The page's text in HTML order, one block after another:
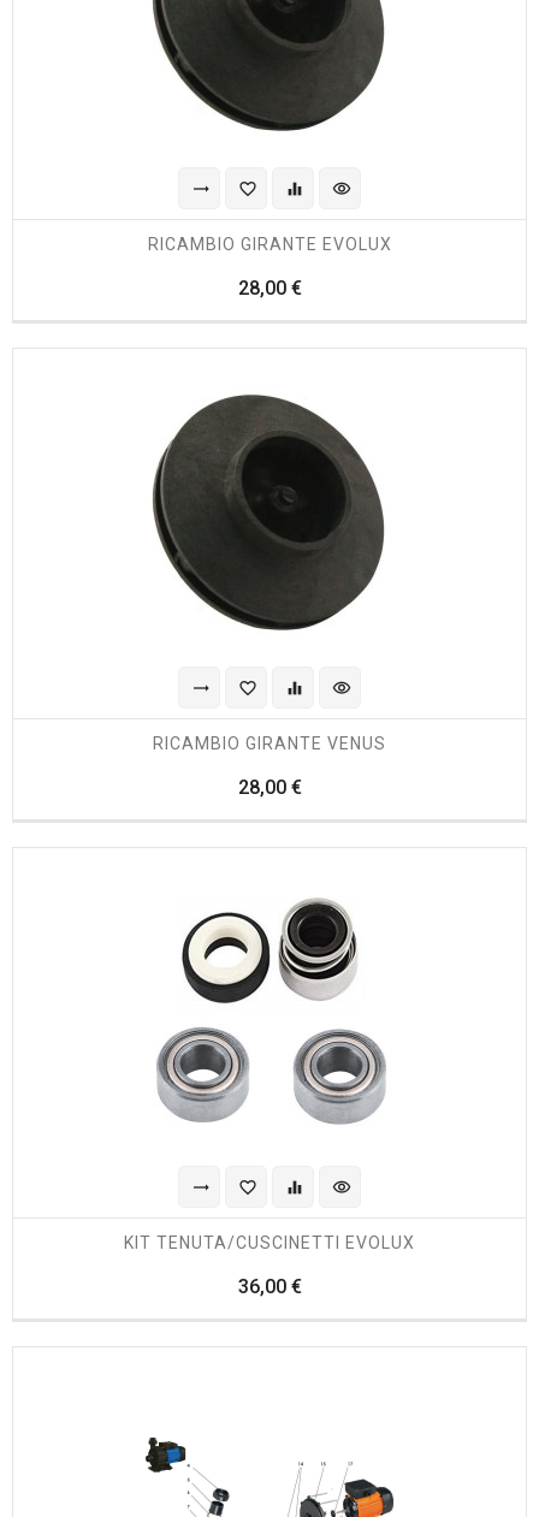
trending_flat favorite_border equalizer visibility
RICAMBIO GIRANTE EVOLUX
28,00 €Prezzo
trending_flat favorite_border equalizer visibility
RICAMBIO GIRANTE VENUS
28,00 €Prezzo
trending_flat favorite_border equalizer visibility
KIT TENUTA/CUSCINETTI EVOLUX
36,00 €Prezzo